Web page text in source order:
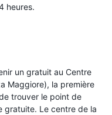
heures.
un gratuit au Centre
Maggiore), la première
trouver le point de
gratuite. Le centre de la